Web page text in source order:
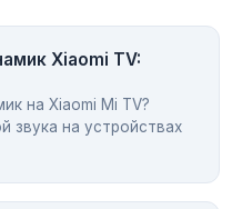
Xiaomi TV:
на Xiaomi Mi TV?
звука на устройствах